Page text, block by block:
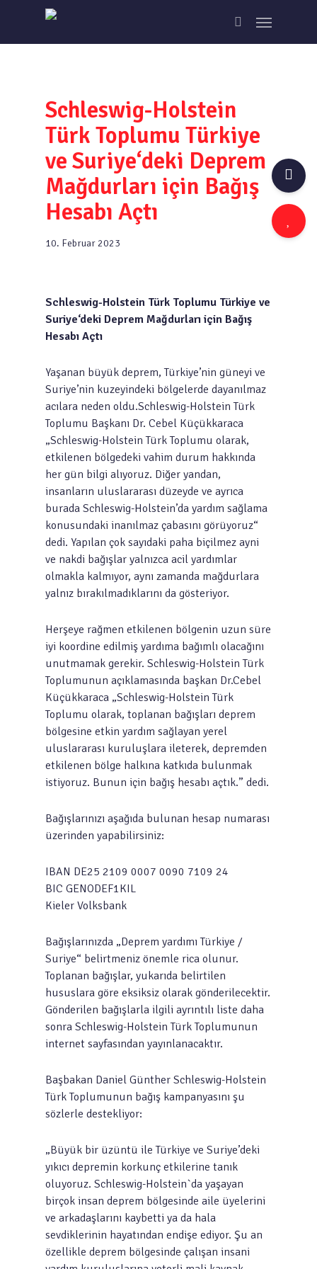
main
search
Menu
Schleswig-Holstein
Türk Toplumu Türkiye
ve Suriye‘deki Deprem
Mağdurları için Bağış
Hesabı Açtı
10. Februar 2023
Schleswig-Holstein Türk Toplumu Türkiye ve
Suriye‘deki Deprem Mağdurları için Bağış
Hesabı Açtı
Yaşanan büyük deprem, Türkiye’nin güneyi ve
Suriye’nin kuzeyindeki bölgelerde dayanılmaz
acılara neden oldu.Schleswig-Holstein Türk
Toplumu Başkanı Dr. Cebel Küçükkaraca
„Schleswig-Holstein Türk Toplumu olarak,
etkilenen bölgedeki vahim durum hakkında
her gün bilgi alıyoruz. Diğer yandan,
insanların uluslararası düzeyde ve ayrıca
burada Schleswig-Holstein’da yardım sağlama
konusundaki inanılmaz çabasını görüyoruz“
dedi. Yapılan çok sayıdaki paha biçilmez ayni
ve nakdi bağışlar yalnızca acil yardımlar
olmakla kalmıyor, aynı zamanda mağdurlara
yalnız bırakılmadıklarını da gösteriyor.
Herşeye rağmen etkilenen bölgenin uzun süre
iyi koordine edilmiş yardıma bağımlı olacağını
unutmamak gerekir. Schleswig-Holstein Türk
Toplumunun açıklamasında başkan Dr.Cebel
Küçükkaraca „Schleswig-Holstein Türk
Toplumu olarak, toplanan bağışları deprem
bölgesine etkin yardım sağlayan yerel
uluslararası kuruluşlara ileterek, depremden
etkilenen bölge halkına katkıda bulunmak
istiyoruz. Bunun için bağış hesabı açtık.” dedi.
Bağışlarınızı aşağıda bulunan hesap numarası
üzerinden yapabilirsiniz:
IBAN DE25 2109 0007 0090 7109 24
BIC GENODEF1KIL
Kieler Volksbank
Bağışlarınızda „Deprem yardımı Türkiye /
Suriye“ belirtmeniz önemle rica olunur.
Toplanan bağışlar, yukarıda belirtilen
hususlara göre eksiksiz olarak gönderilecektir.
Gönderilen bağışlarla ilgili ayrıntılı liste daha
sonra Schleswig-Holstein Türk Toplumunun
internet sayfasından yayınlanacaktır.
Başbakan Daniel Günther Schleswig-Holstein
Türk Toplumunun bağış kampanyasını şu
sözlerle destekliyor:
„Büyük bir üzüntü ile Türkiye ve Suriye’deki
yıkıcı depremin korkunç etkilerine tanık
oluyoruz. Schleswig-Holstein`da yaşayan
birçok insan deprem bölgesinde aile üyelerini
ve arkadaşlarını kaybetti ya da hala
sevdiklerinin hayatından endişe ediyor. Şu an
özellikle deprem bölgesinde çalışan insani